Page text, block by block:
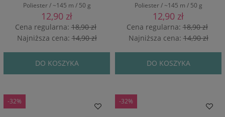
Poliester / ~145 m / 50 g
12,90 zł
Cena regularna:18,90 zł
Najniższa cena:14,90 zł
DO KOSZYKA
Poliester / ~145 m / 50 g
12,90 zł
Cena regularna:18,90 zł
Najniższa cena:14,90 zł
DO KOSZYKA
-32% -32%